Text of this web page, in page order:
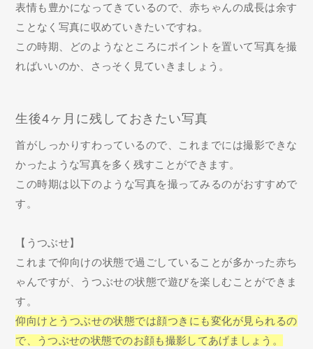
表情も豊かになってきているので、赤ちゃんの成長は余す
ことなく写真に収めていきたいですね。
この時期、どのようなところにポイントを置いて写真を撮
ればいいのか、さっそく見ていきましょう。
生後4ヶ月に残しておきたい写真
首がしっかりすわっているので、これまでには撮影できな
かったような写真を多く残すことができます。
この時期は以下のような写真を撮ってみるのがおすすめで
す。
【うつぶせ】
これまで仰向けの状態で過ごしていることが多かった赤ち
ゃんですが、うつぶせの状態で遊びを楽しむことができま
す。
仰向けとうつぶせの状態では顔つきにも変化が見られるの
で、うつぶせの状態でのお顔も撮影してあげましょう。